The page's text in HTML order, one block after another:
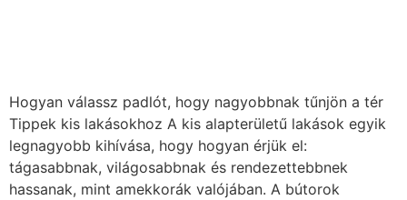
Hogyan válassz padlót, hogy nagyobbnak tűnjön a tér
Tippek kis lakásokhoz A kis alapterületű lakások egyik
legnagyobb kihívása, hogy hogyan érjük el:
tágasabbnak, világosabbnak és rendezettebbnek
hassanak, mint amekkorák valójában. A bútorok